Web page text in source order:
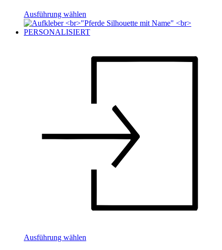
Ausführung wählen
Ausführung wählen